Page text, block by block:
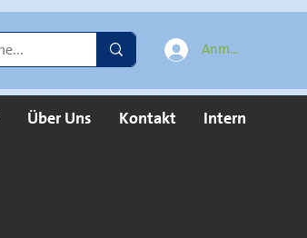
Anmelden
Über Uns Kontakt Intern